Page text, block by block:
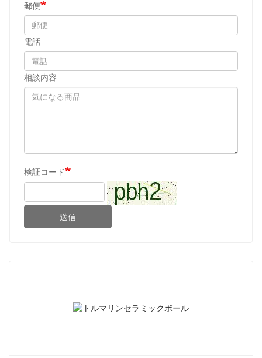
郵便
電話
相談内容
検証コード
送信